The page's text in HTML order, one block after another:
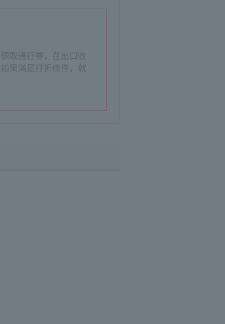
取通行券，在出口收
果滿足打折條件，就